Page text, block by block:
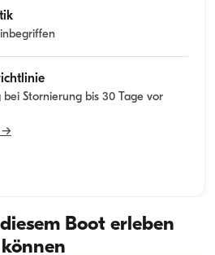
bei Stornierung bis 30 Tage vor
→
Boot erleben
können